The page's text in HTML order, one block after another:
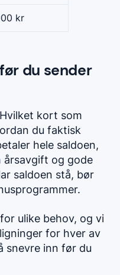
kr
du sender
kort som
du faktisk
hele saldoen,
årsavgift og gode
saldoen stå, bør
ulike behov, og vi
for hver av
snevre inn før du